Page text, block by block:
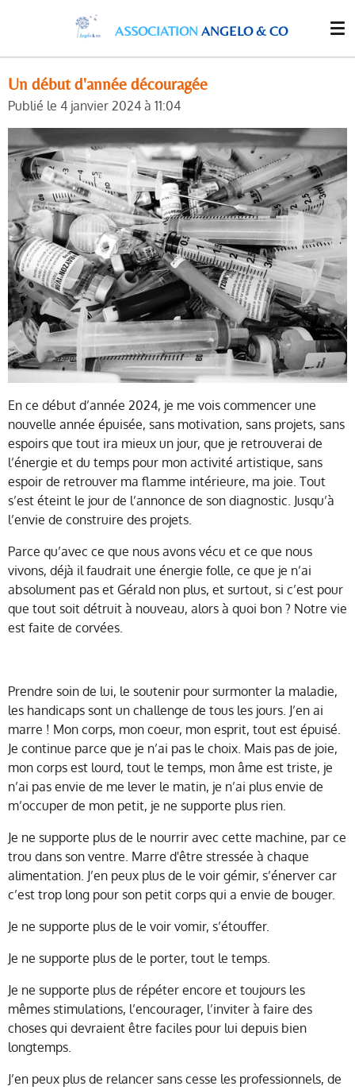
contenu
ASSOCIATION ANGELO & CO
Un début d'année découragée
Publié le 4 janvier 2024 à 11:04
En ce début d’année 2024, je me vois commencer une
nouvelle année épuisée, sans motivation, sans projets, sans
espoirs que tout ira mieux un jour, que je retrouverai de
l’énergie et du temps pour mon activité artistique, sans
espoir de retrouver ma flamme intérieure, ma joie. Tout
s’est éteint le jour de l’annonce de son diagnostic. Jusqu’à
l’envie de construire des projets.
Parce qu’avec ce que nous avons vécu et ce que nous
vivons, déjà il faudrait une énergie folle, ce que je n’ai
absolument pas et Gérald non plus, et surtout, si c’est pour
que tout soit détruit à nouveau, alors à quoi bon ? Notre vie
est faite de corvées.
Prendre soin de lui, le soutenir pour surmonter la maladie,
les handicaps sont un challenge de tous les jours. J’en ai
marre ! Mon corps, mon coeur, mon esprit, tout est épuisé.
Je continue parce que je n’ai pas le choix. Mais pas de joie,
mon corps est lourd, tout le temps, mon âme est triste, je
n’ai pas envie de me lever le matin, je n’ai plus envie de
m’occuper de mon petit, je ne supporte plus rien.
Je ne supporte plus de le nourrir avec cette machine, par ce
trou dans son ventre. Marre d'être stressée à chaque
alimentation. J’en peux plus de le voir gémir, s’énerver car
c’est trop long pour son petit corps qui a envie de bouger.
Je ne supporte plus de le voir vomir, s’étouffer.
Je ne supporte plus de le porter, tout le temps.
Je ne supporte plus de répéter encore et toujours les
mêmes stimulations, l’encourager, l’inviter à faire des
choses qui devraient être faciles pour lui depuis bien
longtemps.
J’en peux plus de relancer sans cesse les professionnels, de